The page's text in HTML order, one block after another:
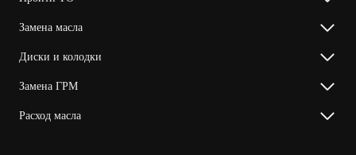
Замена масла
Диски и колодки
Замена ГРМ
Расход масла